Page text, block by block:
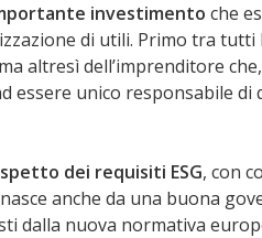
investimento che
di utili. Primo tra
altresì dell’imprenditore
unico responsabile di
dei requisiti ESG, con
anche da una buona
dalla nuova normativa